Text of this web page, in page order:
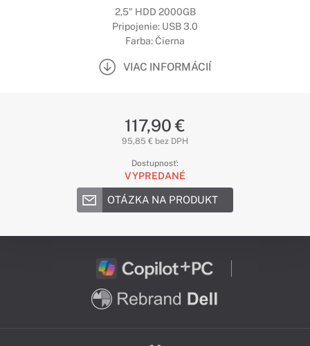
2,5" HDD 2000GB
Pripojenie: USB 3.0
Farba: Čierna
VIAC INFORMÁCIÍ
117,90 €
95,85 € bez DPH
Dostupnosť:
VYPREDANÉ
OTÁZKA NA PRODUKT